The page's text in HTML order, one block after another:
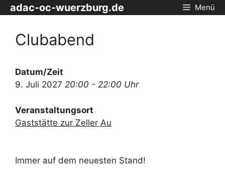
Zum
Inhalt
adac-oc-wuerzburg.de Menü
Clubabend
Datum/Zeit
9. Juli 2027 20:00 - 22:00 Uhr
Veranstaltungsort
Gaststätte zur Zeller Au
Immer auf dem neuesten Stand!